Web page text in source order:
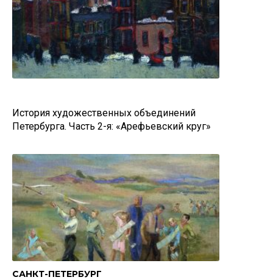
История художественных объединений
Петербурга. Часть 2-я: «Арефьевский круг»
САНКТ-ПЕТЕРБУРГ